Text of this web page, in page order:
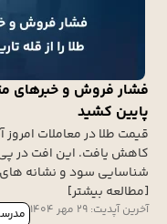
فشار فروش و خبرهای
پایین کشید
قیمت طلا در معاملات
کاهش یافت. این افت در
شناسایی سود و نشانه
[مطالعه بیشتر]
آخرین آپدیت: 29 مهر 1404